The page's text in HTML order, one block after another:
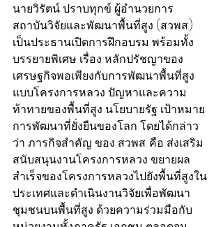
นายวิรัตน์ ปราบทุกข์ ผู้อำนวยการ
สถาบันวิจัยและพัฒนาพื้นที่สูง (สวพส.)
เป็นประธานเปิดการฝึกอบรม พร้อมทั้ง
บรรยายพิเศษ เรื่อง หลักปรัชญาของ
เศรษฐกิจพอเพียงกับการพัฒนาพื้นที่สูง
แบบโครงการหลวง ปัญหาและความ
ท้าทายของพื้นที่สูง นโยบายรัฐ เป้าหมาย
การพัฒนาที่ยั่งยืนของโลก โดยได้กล่าว
ว่า ภารกิจสำคัญ ของ สวพส. คือ ส่งเสริม
สนับสนุนงานโครงการหลวง ขยายผล
สำเร็จของโครงการหลวงไปยังพื้นที่สูงใน
ประเทศและดำเนินงานวิจัยเพื่อพัฒนา
ชุมชนบนพื้นที่สูง ด้วยความร่วมมือกับ